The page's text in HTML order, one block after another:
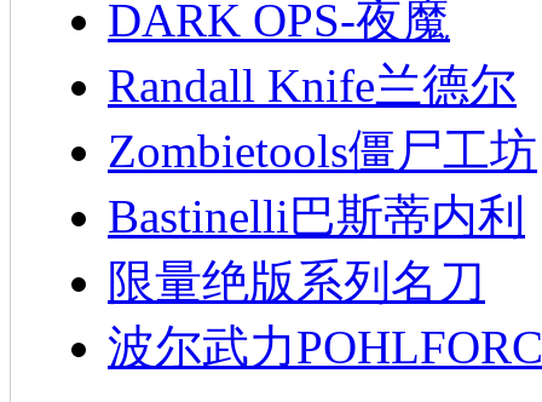
DARK OPS-夜魔
Randall Knife兰德尔
Zombietools僵尸工坊
Bastinelli巴斯蒂内利
限量绝版系列名刀
波尔武力